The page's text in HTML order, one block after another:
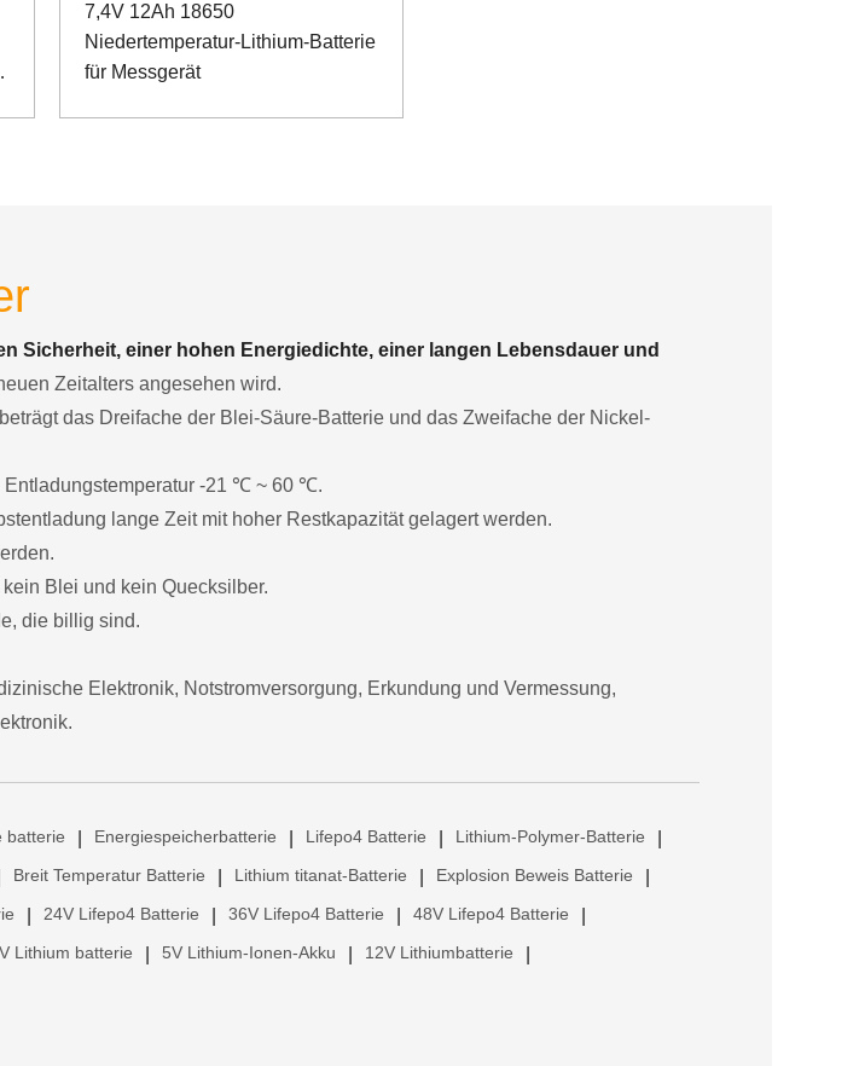
7,4V 12Ah 18650
Niedertemperatur-Lithium-Batterie
für Messgerät
Sicherheit, einer hohen Energiedichte, einer langen Lebensdauer und
Zeitalters angesehen wird.
das Dreifache der Blei-Säure-Batterie und das Zweifache der Nickel-
-21 ℃ ~ 60 ℃.
lange Zeit mit hoher Restkapazität gelagert werden.
Blei und kein Quecksilber.
die billig sind.
Elektronik, Notstromversorgung, Erkundung und Vermessung,
batterie Energiespeicherbatterie Lifepo4 Batterie Lithium-Polymer-Batterie
Breit Temperatur Batterie Lithium titanat-Batterie Explosion Beweis Batterie
24V Lifepo4 Batterie 36V Lifepo4 Batterie 48V Lifepo4 Batterie
Lithium batterie 5V Lithium-Ionen-Akku 12V Lithiumbatterie